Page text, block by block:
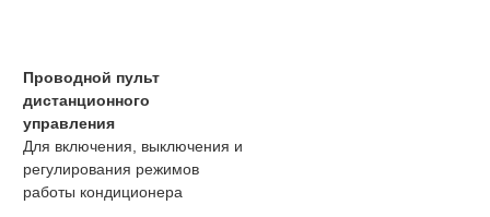
Проводной пульт
дистанционного
управления
Для включения, выключения и
регулирования режимов
работы кондиционера